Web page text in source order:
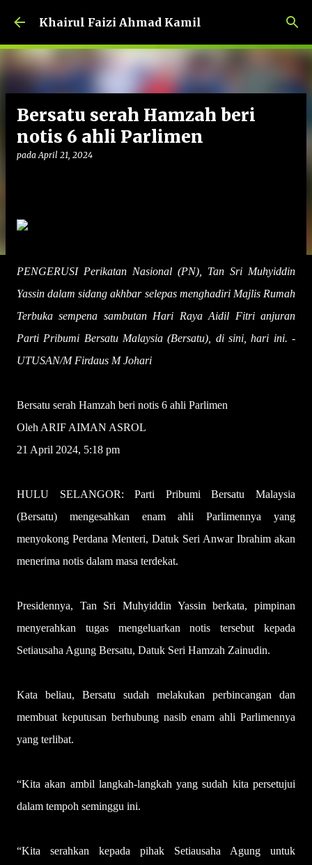
Langkau ke kandungan utama
Khairul Faizi Ahmad Kamil
Bersatu serah Hamzah beri
notis 6 ahli Parlimen
padaApril 21, 2024
PENGERUSI Perikatan Nasional (PN), Tan Sri Muhyiddin
Yassin dalam sidang akhbar selepas menghadiri Majlis Rumah
Terbuka sempena sambutan Hari Raya Aidil Fitri anjuran
Parti Pribumi Bersatu Malaysia (Bersatu), di sini, hari ini. -
UTUSAN/M Firdaus M Johari
Bersatu serah Hamzah beri notis 6 ahli Parlimen
Oleh ARIF AIMAN ASROL
21 April 2024, 5:18 pm
HULU SELANGOR: Parti Pribumi Bersatu Malaysia
(Bersatu) mengesahkan enam ahli Parlimennya yang
menyokong Perdana Menteri, Datuk Seri Anwar Ibrahim akan
menerima notis dalam masa terdekat.
Presidennya, Tan Sri Muhyiddin Yassin berkata, pimpinan
menyerahkan tugas mengeluarkan notis tersebut kepada
Setiausaha Agung Bersatu, Datuk Seri Hamzah Zainudin.
Kata beliau, Bersatu sudah melakukan perbincangan dan
membuat keputusan berhubung nasib enam ahli Parlimennya
yang terlibat.
“Kita akan ambil langkah-langkah yang sudah kita persetujui
dalam tempoh seminggu ini.
“Kita serahkan kepada pihak Setiausaha Agung untuk